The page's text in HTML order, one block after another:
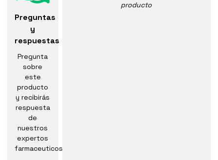
Preguntas
y
respuestas
Pregunta
sobre
este
producto
y recibirás
respuesta
de
nuestros
expertos
farmaceuticos
producto